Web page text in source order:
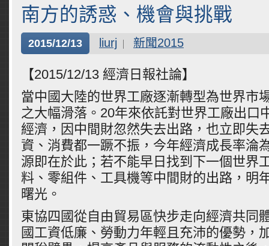
南方的誘惑、機會與挑戰
2015/12/13 liurj 新聞2015
【2015/12/13 經濟日報社論】
當中國大陸的世界工廠逐漸轉型為世界市
之大幅滑落。20年來依託對世界工廠出口
經濟，因中間財忽然失去出路，也立即失
資、消費都一蹶不振，今年經濟成長率淪
源即在於此；若不能早日找到下一個世界
料、零組件、工具機等中間財的出路，明
曙光。
東協四國從自由貿易區快步走向經濟共同
國工資低廉、勞動力年輕且充沛的優勢，